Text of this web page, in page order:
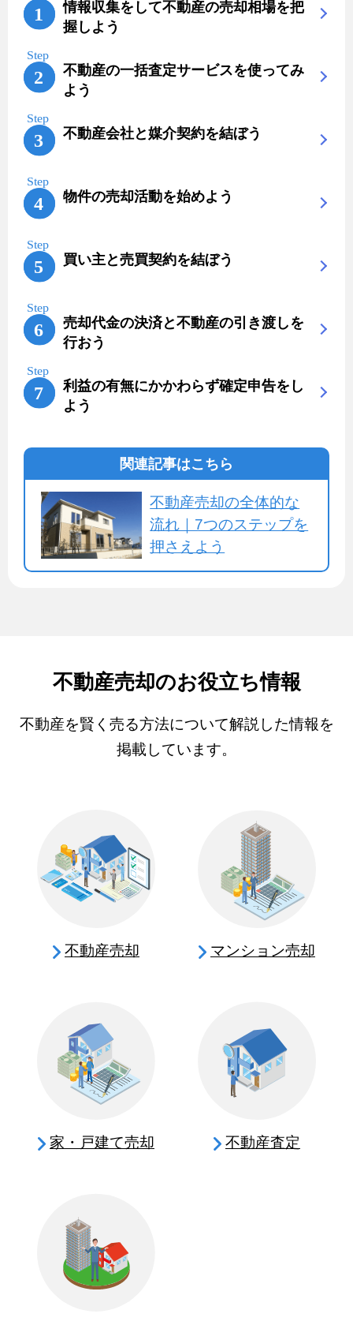
情報収集をして不動産の売却相場を把
握しよう
不動産の一括査定サービスを使ってみ
よう
不動産会社と媒介契約を結ぼう
物件の売却活動を始めよう
買い主と売買契約を結ぼう
売却代金の決済と不動産の引き渡しを
行おう
利益の有無にかかわらず確定申告をし
よう
関連記事はこちら
不動産売却の全体的な
流れ｜7つのステップを
押さえよう
不動産売却のお役立ち情報
不動産を賢く売る方法について解説した情報を
掲載しています。
不動産売却 マンション売却
家・戸建て売却 不動産査定